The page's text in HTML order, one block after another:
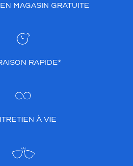
MAGASIN GRATUITE
RAPIDE*
À VIE